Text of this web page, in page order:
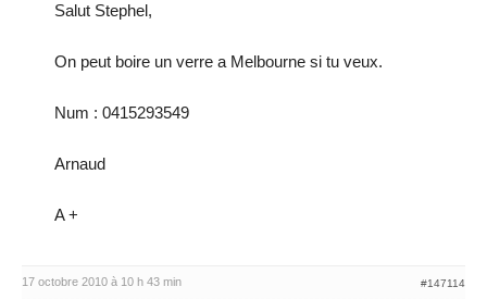
Salut Stephel,
On peut boire un verre a Melbourne si tu veux.
Num : 0415293549
Arnaud
A +
17 octobre 2010 à 10 h 43 min #147114